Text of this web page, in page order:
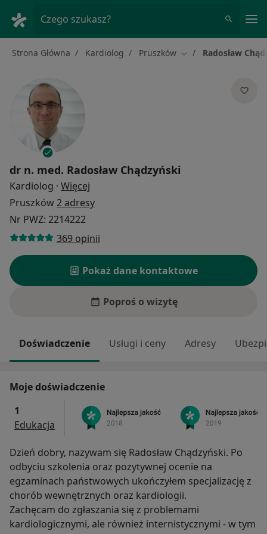
Czego szukasz?
Strona Główna Kardiolog Pruszków Zmień miasto
Radosław
dr n. med. Radosław Chądzyński
Kardiolog · Więcej
Pruszków2 adresy
Nr PWZ: 2214222
369 opinii
Pokaż dane kontaktowe
Poproś o wizytę
Doświadczenie Usługi i ceny Adresy
Moje doświadczenie
1
Edukacja
Dzień dobry, nazywam się Radosław Chądzyński. Po
odbyciu szkolenia oraz pozytywnej ocenie na
egzaminach państwowych ukończyłem specjalizację z
chorób wewnętrznych oraz kardiologii.
Zachęcam do zgłaszania się z problemami
kardiologicznymi, ale również internistycznymi - w tym